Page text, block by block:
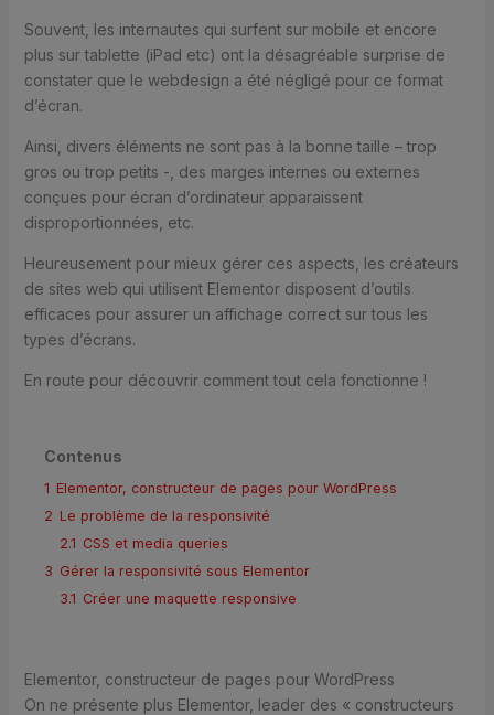
Souvent, les internautes qui surfent sur mobile et encore
plus sur tablette (iPad etc) ont la désagréable surprise de
constater que le webdesign a été négligé pour ce format
d’écran.
Ainsi, divers éléments ne sont pas à la bonne taille – trop
gros ou trop petits -, des marges internes ou externes
conçues pour écran d’ordinateur apparaissent
disproportionnées, etc.
Heureusement pour mieux gérer ces aspects, les créateurs
de sites web qui utilisent Elementor disposent d’outils
efficaces pour assurer un affichage correct sur tous les
types d’écrans.
En route pour découvrir comment tout cela fonctionne !
Contenus
1 Elementor, constructeur de pages pour WordPress
2 Le problème de la responsivité
2.1 CSS et media queries
3 Gérer la responsivité sous Elementor
3.1 Créer une maquette responsive
Elementor, constructeur de pages pour WordPress
On ne présente plus Elementor, leader des « constructeurs